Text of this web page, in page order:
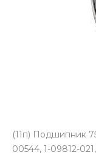
(11п) Подшипник
00544, 1-09812-